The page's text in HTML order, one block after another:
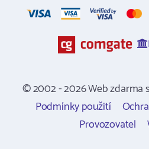
© 2002 - 2026 Web zdarma
Podmínky použití
Provozovatel